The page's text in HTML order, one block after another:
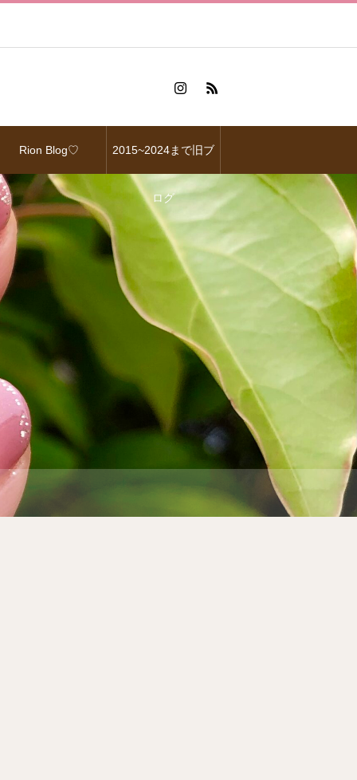
Rion Blog♡ 2015~2024まで旧ブ
ログ